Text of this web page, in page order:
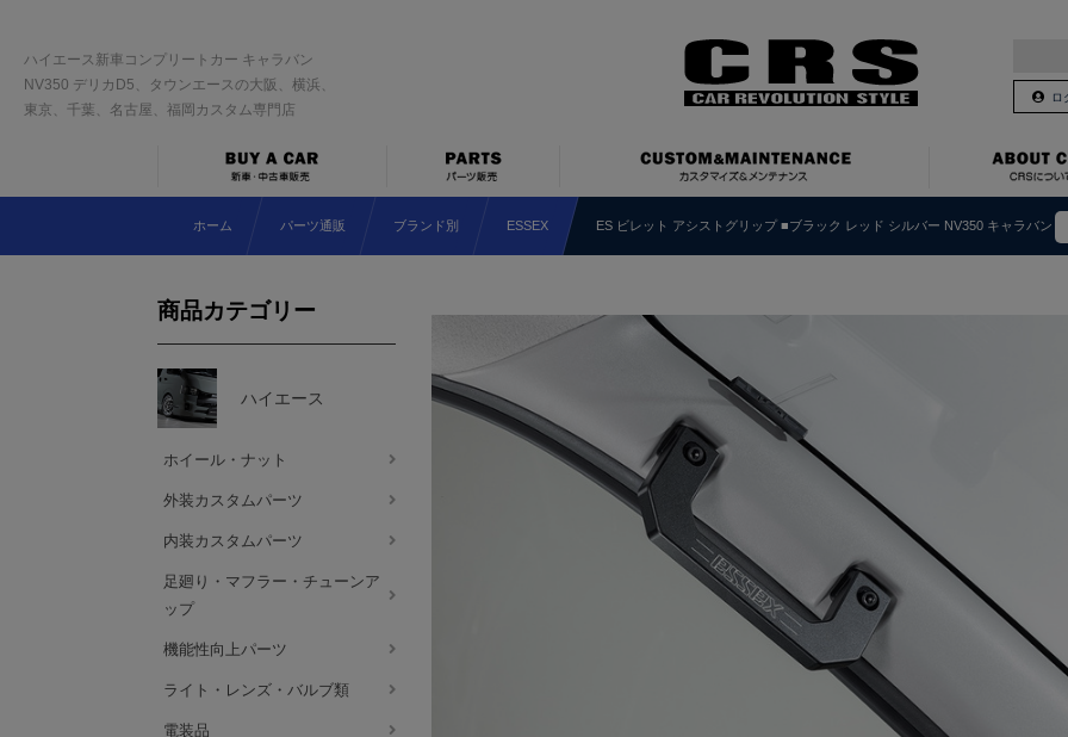
ハイエース新車コンプリートカー キャラバン
NV350 デリカD5、タウンエースの大阪、横浜、
東京、千葉、名古屋、福岡カスタム専門店
ロ
ホーム パーツ通販 ブランド別 ESSEX ES ビレット アシストグリップ ■ブラック レッド シルバー NV350 キャラバン
商品カテゴリー
ハイエース
ホイール・ナット
外装カスタムパーツ
内装カスタムパーツ
足廻り・マフラー・チューンア
ップ
機能性向上パーツ
ライト・レンズ・バルブ類
電装品